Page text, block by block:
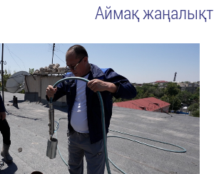
Аймақ